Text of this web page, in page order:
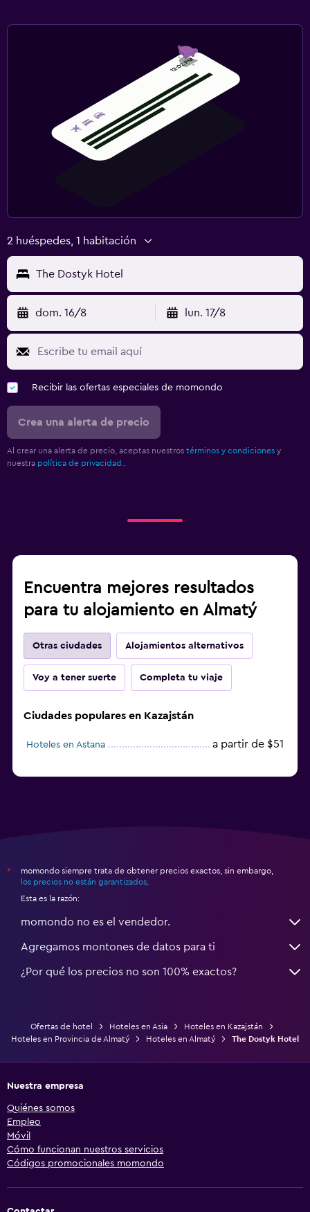
2 huéspedes, 1 habitación
The Dostyk Hotel
dom. 16/8 lun. 17/8
Recibir las ofertas especiales de momondo
Crea una alerta de precio
Al crear una alerta de precio, aceptas nuestros términos y condiciones y
nuestra política de privacidad.
Encuentra mejores resultados
para tu alojamiento en Almatý
Otras ciudades Alojamientos alternativos
Voy a tener suerte Completa tu viaje
Ciudades populares en Kazajstán
Hoteles en Astana a partir de $51
*
momondo siempre trata de obtener precios exactos, sin embargo,
los precios no están garantizados
Esta es la razón:
momondo no es el vendedor.
Agregamos montones de datos para ti
¿Por qué los precios no son 100% exactos?
Ofertas de hotel Hoteles en Asia
Hoteles en Kazajstán
Hoteles en Provincia de Almatý
Hoteles en Almatý The Dostyk Hotel
Nuestra empresa
Quiénes somos
Empleo
Móvil
Cómo funcionan nuestros servicios
Códigos promocionales momondo